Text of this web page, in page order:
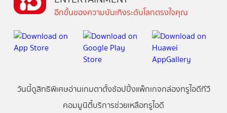
อีกขั้นของความบันเทิงระดับโลกตรงใจคุณ
วันนี้ดูสิทธิพิเศษอ่านเกมตาตั้งช้อปปิ้งแพ็กเกจกล่องทรูไอดีทีวี
คอมมูนิตี้บริการช่วยเหลือทรูไอดี